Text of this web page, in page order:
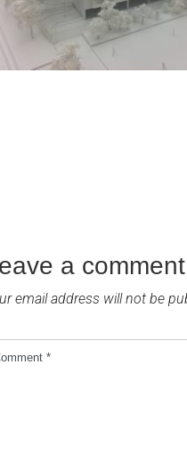
a comment
email address will not be
*